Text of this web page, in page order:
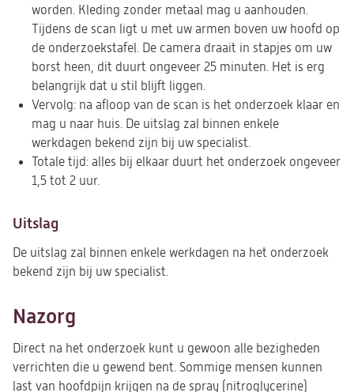
worden. Kleding zonder metaal mag u aanhouden.
Tijdens de scan ligt u met uw armen boven uw hoofd op
de onderzoekstafel. De camera draait in stapjes om uw
borst heen, dit duurt ongeveer 25 minuten. Het is erg
belangrijk dat u stil blijft liggen.
Vervolg: na afloop van de scan is het onderzoek klaar en
mag u naar huis. De uitslag zal binnen enkele
werkdagen bekend zijn bij uw specialist.
Totale tijd: alles bij elkaar duurt het onderzoek ongeveer
1,5 tot 2 uur.
Uitslag
De uitslag zal binnen enkele werkdagen na het onderzoek
bekend zijn bij uw specialist.
Nazorg
Direct na het onderzoek kunt u gewoon alle bezigheden
verrichten die u gewend bent. Sommige mensen kunnen
last van hoofdpijn krijgen na de spray (nitroglycerine)